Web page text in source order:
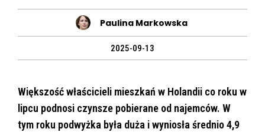
Paulina Markowska
2025-09-13
Większość właścicieli mieszkań w Holandii co roku w
lipcu podnosi czynsze pobierane od najemców. W
tym roku podwyżka była duża i wyniosła średnio 4,9